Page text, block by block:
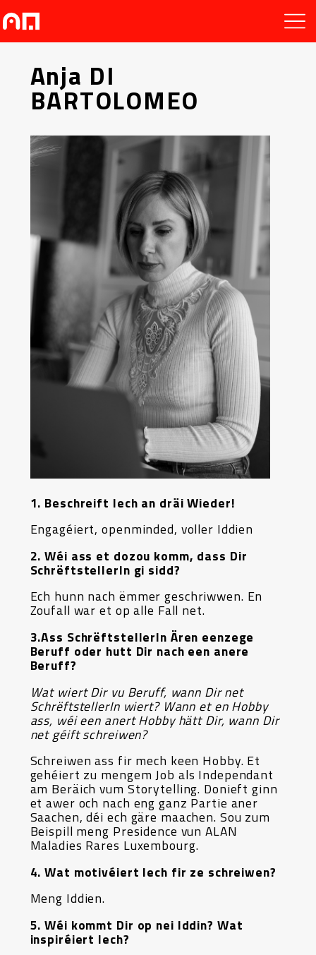
Anja DI
BARTOLOMEO
1. Beschreift Iech an dräi Wieder!
Engagéiert, openminded, voller Iddien
2. Wéi ass et dozou komm, dass Dir
SchrëftstellerIn gi sidd?
Ech hunn nach ëmmer geschriwwen. En
Zoufall war et op alle Fall net.
3.Ass SchrëftstellerIn Ären eenzege
Beruff oder hutt Dir nach een anere
Beruff?
Wat wiert Dir vu Beruff, wann Dir net
SchrëftstellerIn wiert? Wann et en Hobby
ass, wéi een anert Hobby hätt Dir, wann Dir
net géift schreiwen?
Schreiwen ass fir mech keen Hobby. Et
gehéiert zu mengem Job als Independant
am Beräich vum Storytelling. Donieft ginn
et awer och nach eng ganz Partie aner
Saachen, déi ech gäre maachen. Sou zum
Beispill meng Presidence vun ALAN
Maladies Rares Luxembourg.
4. Wat motivéiert Iech fir ze schreiwen?
Meng Iddien.
5. Wéi kommt Dir op nei Iddin? Wat
inspiréiert Iech?